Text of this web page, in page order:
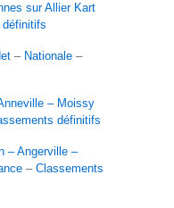
sur Allier Kart
– Nationale –
– Moissy
définitifs
– Angerville –
–Classements